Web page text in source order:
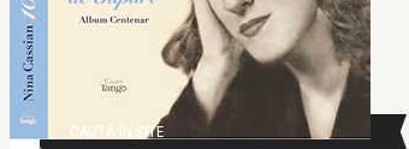
CAUTĂ ÎN SITE